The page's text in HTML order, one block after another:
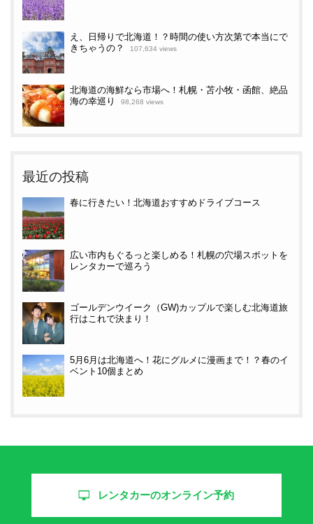
え、日帰りで北海道！？時間の使い方次第で本当にで
きちゃうの？
107,634 views
北海道の海鮮なら市場へ！札幌・苫小牧・函館、絶品
海の幸巡り
98,268 views
最近の投稿
春に行きたい！北海道おすすめドライブコース
広い市内もぐるっと楽しめる！札幌の穴場スポットを
レンタカーで巡ろう
ゴールデンウイーク（GW)カップルで楽しむ北海道旅
行はこれで決まり！
5月6月は北海道へ！花にグルメに漫画まで！？春のイ
ベント10個まとめ
レンタカーのオンライン予約